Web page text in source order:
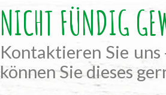
NICHT FÜNDIG
Kontaktieren Sie
können Sie dieses